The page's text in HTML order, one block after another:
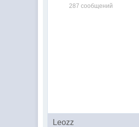
287 сообщений
Leozz